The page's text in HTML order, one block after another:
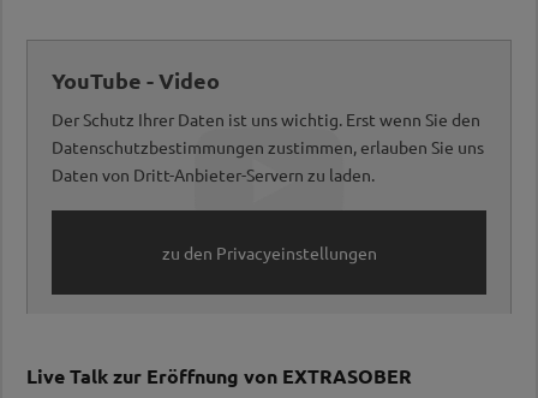
YouTube - Video
Der Schutz Ihrer Daten ist uns wichtig. Erst wenn Sie den
Datenschutzbestimmungen zustimmen, erlauben Sie uns
Daten von Dritt-Anbieter-Servern zu laden.
zu den Privacyeinstellungen
Live Talk zur Eröffnung von EXTRASOBER